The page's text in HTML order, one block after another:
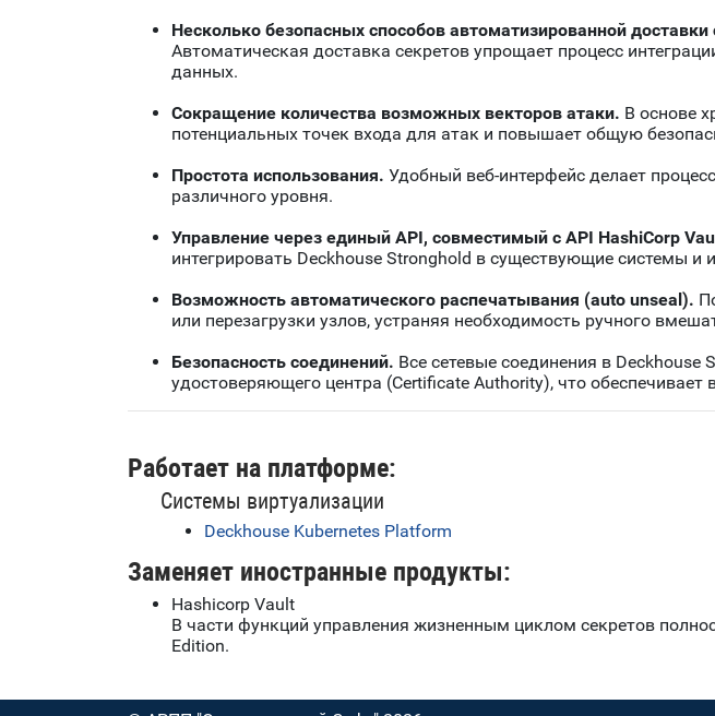
Несколько безопасных способов автоматизированной
Автоматическая доставка секретов упрощает процесс
данных.
Сокращение количества возможных векторов атаки. В основе
потенциальных точек входа для атак и повышает общую
Простота использования. Удобный веб-интерфейс делает
различного уровня.
Управление через единый API, совместимый с API HashiCorp
интегрировать Deckhouse Stronghold в существующие системы
Возможность автоматического распечатывания (auto unseal).
или перезагрузки узлов, устраняя необходимость ручного
Безопасность соединений. Все сетевые соединения в Deckhouse
удостоверяющего центра (Certificate Authority), что
Работает на платформе:
Системы виртуализации
Deckhouse Kubernetes Platform
Заменяет иностранные продукты:
Hashicorp Vault
В части функций управления жизненным циклом секретов
Edition.